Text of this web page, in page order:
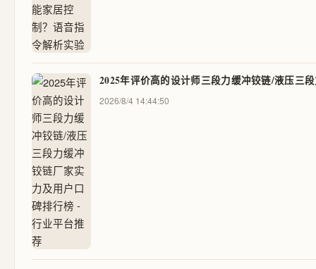
2025年评价高的设计师三段力缓冲铰链/液压三
2026/8/4 14:44:50